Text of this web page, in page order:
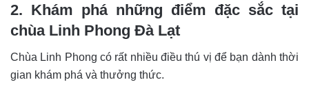
2. Khám phá những điểm đặc sắc tại
chùa Linh Phong Đà Lạt
Chùa Linh Phong có rất nhiều điều thú vị để bạn dành thời
gian khám phá và thưởng thức.